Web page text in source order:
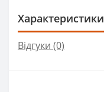
Характеристики
Відгуки (0)